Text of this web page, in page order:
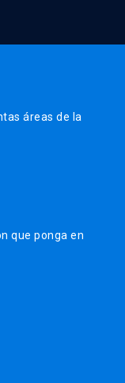
áreas de la
que ponga en